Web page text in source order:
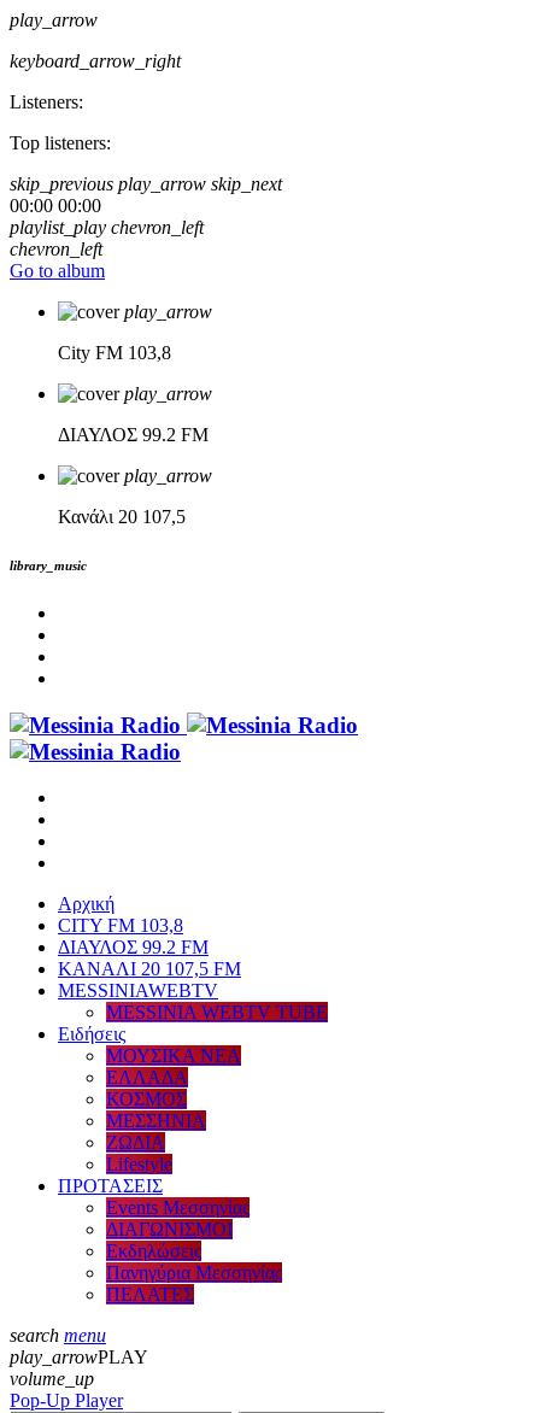
play_arrow
keyboard_arrow_right
Listeners:
Top listeners:
skip_previous play_arrow skip_next
00:00 00:00
playlist_play chevron_left
chevron_left
Go to album
play_arrow
City FM 103,8
play_arrow
ΔΙΑΥΛΟΣ 99.2 FM
play_arrow
Κανάλι 20 107,5
library_music
Αρχική
CITY FM 103,8
ΔΙΑΥΛΟΣ 99.2 FM
ΚΑΝΑΛΙ 20 107,5 FM
MESSINIAWEBTV
MESSINIA WEBTV TUBE
Eιδήσεις
ΜΟΥΣΙΚΑ ΝΕΑ
ΕΛΛΑΔΑ
ΚΟΣΜΟΣ
ΜΕΣΣΗΝΙΑ
ΖΩΔΙΑ
Lifestyle
ΠΡΟΤΑΣΕΙΣ
Events Μεσσηνίας
ΔΙΑΓΩΝΙΣΜΟΙ
Εκδηλώσεις
Πανηγύρια Μεσσηνίας
ΠΕΛΑΤΕΣ
search menu
play_arrowPLAY
volume_up
Pop-Up Player